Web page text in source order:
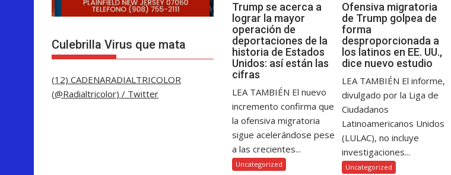
Trump se acerca a
lograr la mayor
operación de
deportaciones de la
historia de Estados
Unidos: así están las
cifras
LEA TAMBIÉN El nuevo
incremento confirma que
la ofensiva migratoria
sigue acelerándose pese
a las crecientes...
Uncategorized
Ofensiva migratoria
de Trump golpea de
forma
desproporcionada a
los latinos en EE. UU.,
dice nuevo estudio
LEA TAMBIÉN El informe,
divulgado por la Liga de
Ciudadanos
Latinoamericanos Unidos
(LULAC), no incluye
investigaciones...
Uncategorized
Culebrilla Virus que mata
(12) CADENARADIALTRICOLOR
(@Radialtricolor) / Twitter